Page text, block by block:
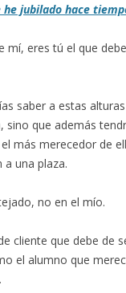
jubilado hace
mí, eres tú el que
saber a estas
sino que además
más merecedor de
una plaza.
no en el mío.
cliente que debe de
el alumno que